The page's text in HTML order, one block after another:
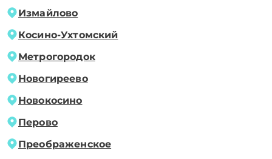
Измайлово
Косино-Ухтомский
Метрогородок
Новогиреево
Новокосино
Перово
Преображенское